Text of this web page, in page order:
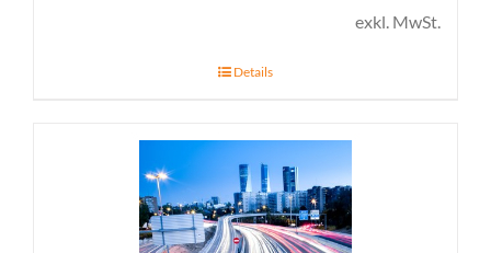
exkl. MwSt.
Details